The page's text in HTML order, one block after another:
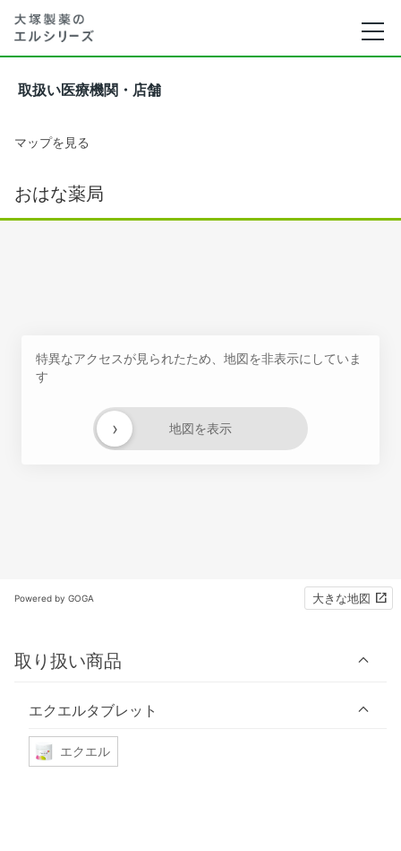
取扱い医療機関・店舗
マップを見る
おはな薬局
特異なアクセスが見られたため、地図を非表示にしていま
す
地図を表示
›
Powered by GOGA 大きな地図
取り扱い商品
エクエルタブレット
エクエル